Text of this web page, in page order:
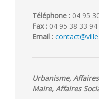
Téléphone : 04 95
Fax : 04 95 38 33 94
Email :
Urbanisme,
Maire, Affaires